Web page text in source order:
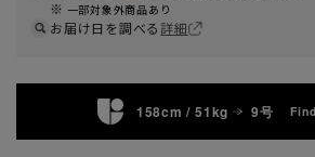
一部対象外商品あり
お届け日を調べる詳細
158cm / 51kg 9号